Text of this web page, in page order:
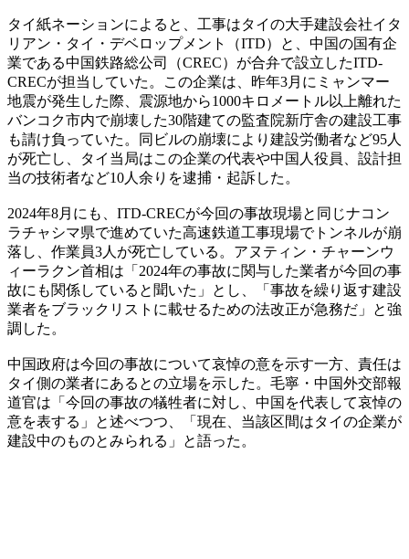
タイ紙ネーションによると、工事はタイの大手建設会社イタ
リアン・タイ・デベロップメント（ITD）と、中国の国有企
業である中国鉄路総公司（CREC）が合弁で設立したITD-
CRECが担当していた。この企業は、昨年3月にミャンマー
地震が発生した際、震源地から1000キロメートル以上離れた
バンコク市内で崩壊した30階建ての監査院新庁舎の建設工事
も請け負っていた。同ビルの崩壊により建設労働者など95人
が死亡し、タイ当局はこの企業の代表や中国人役員、設計担
当の技術者など10人余りを逮捕・起訴した。
2024年8月にも、ITD-CRECが今回の事故現場と同じナコン
ラチャシマ県で進めていた高速鉄道工事現場でトンネルが崩
落し、作業員3人が死亡している。アヌティン・チャーンウ
ィーラクン首相は「2024年の事故に関与した業者が今回の事
故にも関係していると聞いた」とし、「事故を繰り返す建設
業者をブラックリストに載せるための法改正が急務だ」と強
調した。
中国政府は今回の事故について哀悼の意を示す一方、責任は
タイ側の業者にあるとの立場を示した。毛寧・中国外交部報
道官は「今回の事故の犠牲者に対し、中国を代表して哀悼の
意を表する」と述べつつ、「現在、当該区間はタイの企業が
建設中のものとみられる」と語った。